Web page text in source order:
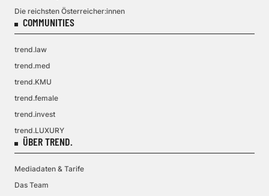
Die reichsten Österreicher:innen
COMMUNITIES
trend.law
trend.med
trend.KMU
trend.female
trend.invest
trend.LUXURY
ÜBER TREND.
Mediadaten & Tarife
Das Team